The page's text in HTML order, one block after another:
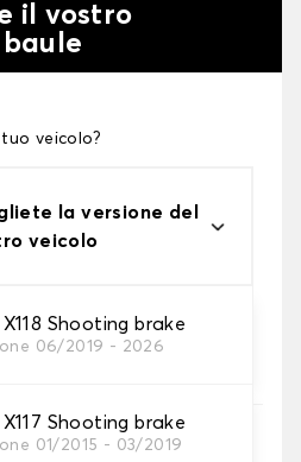
il vostro
veicolo?
la versione del
veicolo
Shooting brake
06/2019 - 2026
Shooting brake
01/2015 - 03/2019
per baule